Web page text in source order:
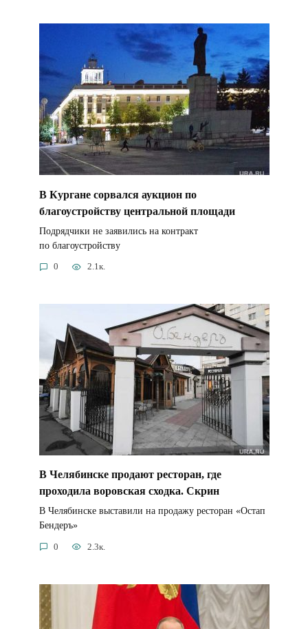
В Кургане сорвался аукцион по
благоустройству центральной площади
Подрядчики не заявились на контракт
по благоустройству
0 2.1к.
В Челябинске продают ресторан, где
проходила воровская сходка. Скрин
В Челябинске выставили на продажу ресторан «Остап
Бендеръ»
0 2.3к.